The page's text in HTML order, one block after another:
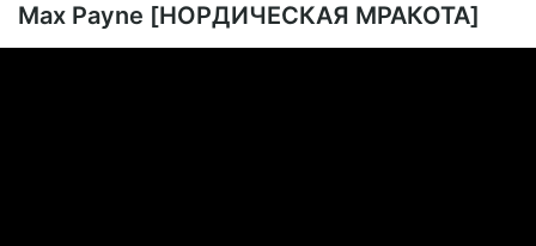
Max Payne [НОРДИЧЕСКАЯ МРАКОТА]